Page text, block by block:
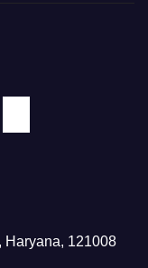
Haryana, 121008